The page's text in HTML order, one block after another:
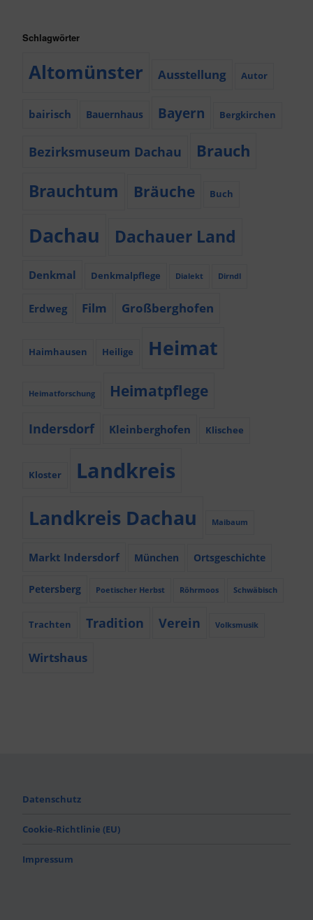
Schlagwörter
Altomünster Ausstellung Autor
bairisch Bauernhaus Bayern Bergkirchen
Bezirksmuseum Dachau Brauch
Brauchtum Bräuche Buch
Dachau Dachauer Land
Denkmal Denkmalpflege Dialekt Dirndl
Erdweg Film Großberghofen
Haimhausen Heilige Heimat
Heimatforschung Heimatpflege
Indersdorf Kleinberghofen Klischee
Kloster Landkreis
Landkreis Dachau Maibaum
Markt Indersdorf München Ortsgeschichte
Petersberg Poetischer Herbst Röhrmoos Schwäbisch
Trachten Tradition Verein Volksmusik
Wirtshaus
Datenschutz
Cookie-Richtlinie (EU)
Impressum